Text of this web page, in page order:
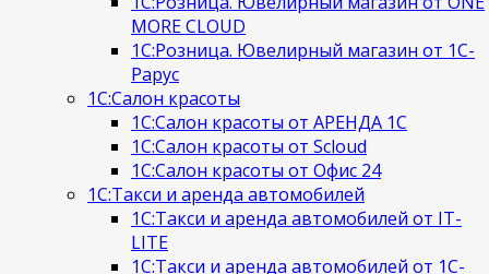
MORE CLOUD
1С:Розница. Ювелирный магазин от 1С-
Рарус
1С:Салон красоты
1С:Салон красоты от АРЕНДА 1С
1С:Салон красоты от Scloud
1С:Салон красоты от Офис 24
1С:Такси и аренда автомобилей
1С:Такси и аренда автомобилей от IT-
LITE
1С:Такси и аренда автомобилей от 1С-